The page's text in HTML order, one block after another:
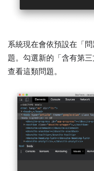
系統現在會依預設在「
題。勾選新的「含有第三
查看這類問題。